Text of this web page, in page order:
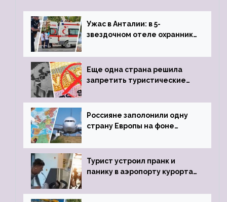
Ужас в Анталии: в 5-
звездочном отеле охранник
пистолета
Еще одна страна решила
запретить туристические
Россияне заполонили одну
страну Европы на фоне
виз
Турист устроил пранк и
панику в аэропорту курорта,
задержке рейса